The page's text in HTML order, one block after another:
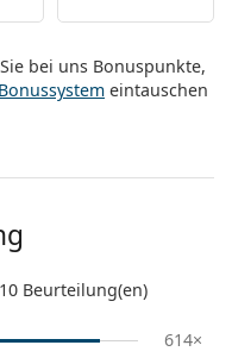
bei uns Bonuspunkte,
Bonussystem eintauschen
Beurteilung(en)
614×